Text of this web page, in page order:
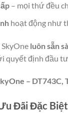
– mọi thứ đều
hoạt động như
luôn sẵn
quyết định đầu tư
– DT743C,
Đãi Đặc